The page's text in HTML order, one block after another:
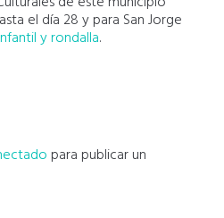
el día 28 y para San Jorge
y rondalla.
para publicar un